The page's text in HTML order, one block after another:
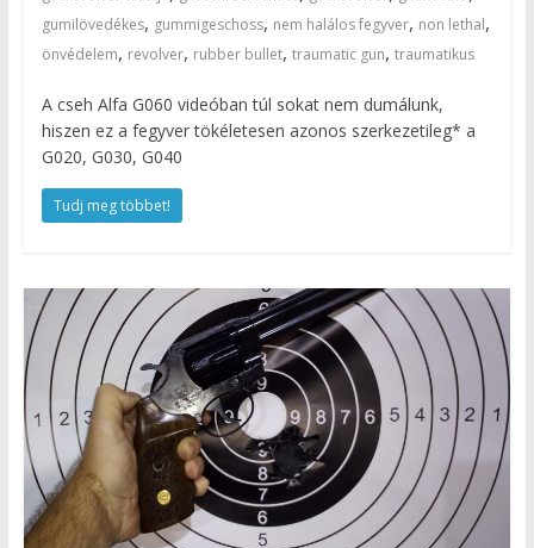
gumilövedékes, gummigeschoss, nem halálos fegyver, non lethal,
önvédelem, revolver, rubber bullet, traumatic gun, traumatikus
A cseh Alfa G060 videóban túl sokat nem dumálunk,
hiszen ez a fegyver tökéletesen azonos szerkezetileg* a
G020, G030, G040
Tudj meg többet!